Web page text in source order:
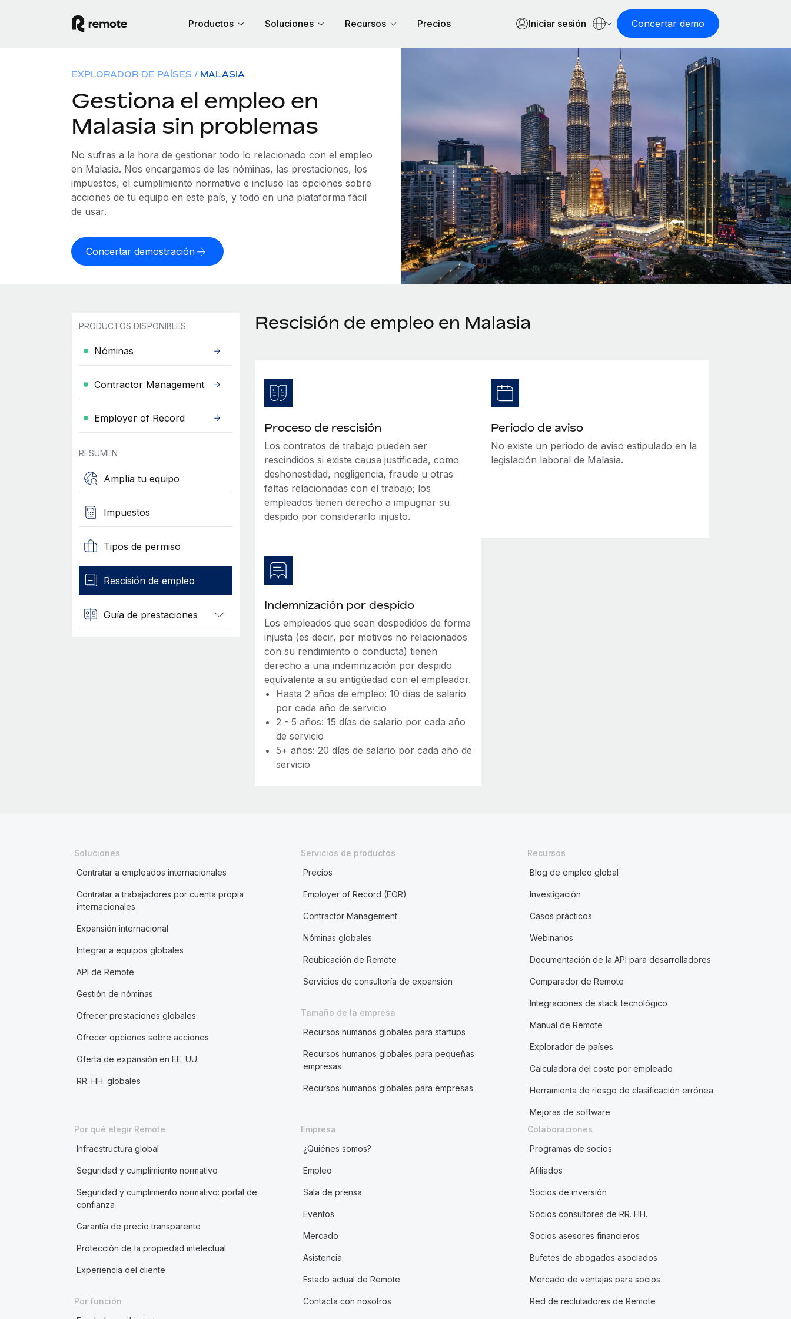
Productos Soluciones Recursos Precios Iniciar sesión Concertar demo
EXPLORADOR DE PAÍSES MALASIA
Gestiona el empleo en
Malasia sin problemas
No sufras a la hora de gestionar todo lo relacionado con el empleo
en Malasia. Nos encargamos de las nóminas, las prestaciones, los
impuestos, el cumplimiento normativo e incluso las opciones sobre
acciones de tu equipo en este país, y todo en una plataforma fácil
de usar.
Concertar demostración
PRODUCTOS DISPONIBLES
Nóminas
Contractor Management
Employer of Record
RESUMEN
Amplía tu equipo
Impuestos
Tipos de permiso
Rescisión de empleo
Guía de prestaciones
Rescisión de empleo en Malasia
Proceso de rescisión
Los contratos de trabajo pueden ser
rescindidos si existe causa justificada, como
deshonestidad, negligencia, fraude u otras
faltas relacionadas con el trabajo; los
empleados tienen derecho a impugnar su
despido por considerarlo injusto.
Periodo de aviso
No existe un periodo de aviso estipulado en la
legislación laboral de Malasia.
Indemnización por despido
Los empleados que sean despedidos de forma
injusta (es decir, por motivos no relacionados
con su rendimiento o conducta) tienen
derecho a una indemnización por despido
equivalente a su antigüedad con el empleador.
Hasta 2 años de empleo: 10 días de salario
por cada año de servicio
2 - 5 años: 15 días de salario por cada año
de servicio
5+ años: 20 días de salario por cada año de
servicio
Soluciones
Contratar a empleados internacionales
Contratar a trabajadores por cuenta propia
internacionales
Expansión internacional
Integrar a equipos globales
API de Remote
Gestión de nóminas
Ofrecer prestaciones globales
Ofrecer opciones sobre acciones
Oferta de expansión en EE. UU.
RR. HH. globales
Servicios de productos
Precios
Employer of Record (EOR)
Contractor Management
Nóminas globales
Reubicación de Remote
Servicios de consultoría de expansión
Tamaño de la empresa
Recursos humanos globales para startups
Recursos humanos globales para pequeñas
empresas
Recursos humanos globales para empresas
Recursos
Blog de empleo global
Investigación
Casos prácticos
Webinarios
Documentación de la API para desarrolladores
Comparador de Remote
Integraciones de stack tecnológico
Manual de Remote
Explorador de países
Calculadora del coste por empleado
Herramienta de riesgo de clasificación errónea
Mejoras de software
Por qué elegir Remote
Infraestructura global
Seguridad y cumplimiento normativo
Seguridad y cumplimiento normativo: portal de
confianza
Garantía de precio transparente
Protección de la propiedad intelectual
Experiencia del cliente
Por función
Empresa
¿Quiénes somos?
Empleo
Sala de prensa
Eventos
Mercado
Asistencia
Estado actual de Remote
Contacta con nosotros
Colaboraciones
Programas de socios
Afiliados
Socios de inversión
Socios consultores de RR. HH.
Socios asesores financieros
Bufetes de abogados asociados
Mercado de ventajas para socios
Red de reclutadores de Remote